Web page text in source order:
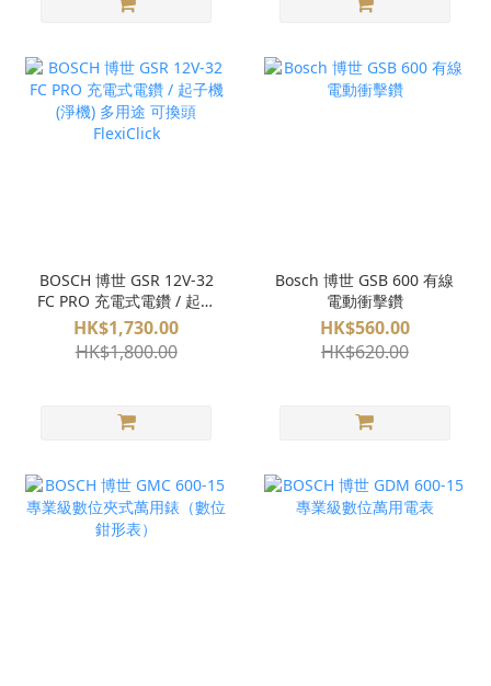
BOSCH 博世 GSR 12V-32
FC PRO 充電式電鑽 / 起子
機 (淨機) 多用途 可換頭
FlexiClick
HK$1,730.00
HK$1,800.00
Bosch 博世 GSB 600 有線
電動衝擊鑽
HK$560.00
HK$620.00